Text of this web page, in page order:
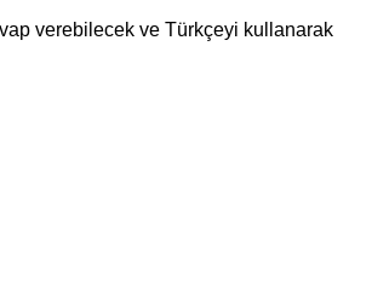
verebilecek ve Türkçeyi kullanarak